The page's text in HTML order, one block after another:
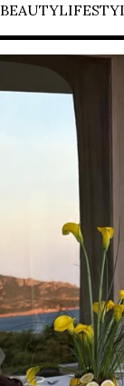
BEAUTY